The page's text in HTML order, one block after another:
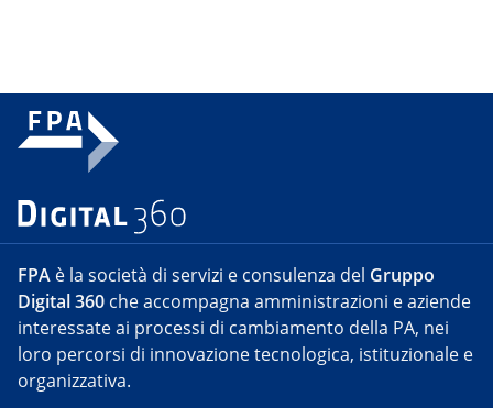
FPA è la società di servizi e consulenza del Gruppo
Digital 360 che accompagna amministrazioni e aziende
interessate ai processi di cambiamento della PA, nei
loro percorsi di innovazione tecnologica, istituzionale e
organizzativa.